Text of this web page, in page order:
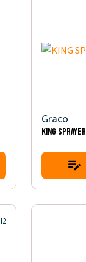
Graco
KING